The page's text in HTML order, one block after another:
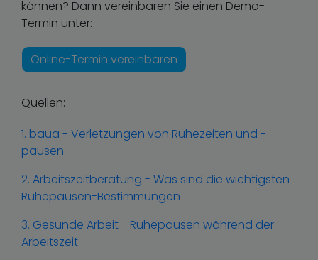
können? Dann vereinbaren Sie einen Demo-
Termin unter:
Online-Termin vereinbaren
Quellen:
1. baua - Verletzungen von Ruhezeiten und -
pausen
2. Arbeitszeitberatung - Was sind die wichtigsten
Ruhepausen-Bestimmungen
3. Gesunde Arbeit - Ruhepausen während der
Arbeitszeit